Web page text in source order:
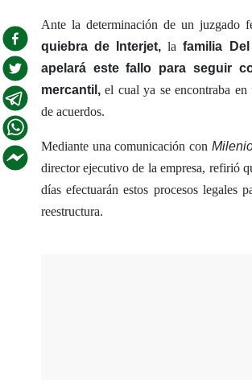
Ante la determinación de un juzgado
quiebra de Interjet, lafamilia Del
apelará este fallo para seguir
mercantil,el cual ya se encontraba en
de acuerdos.
Mediante una comunicación con
director ejecutivo de la empresa, refirió
días efectuarán estos procesos legales
reestructura.